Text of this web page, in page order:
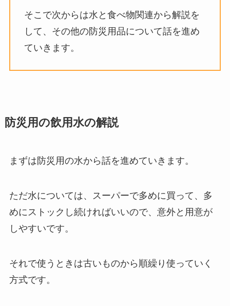
そこで次からは水と食べ物関連から解説を
して、その他の防災用品について話を進め
ていきます。
防災用の飲用水の解説
まずは防災用の水から話を進めていきます。
ただ水については、スーパーで多めに買って、多
めにストックし続ければいいので、意外と用意が
しやすいです。
それで使うときは古いものから順繰り使っていく
方式です。